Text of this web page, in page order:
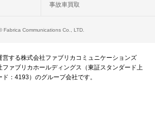
事故車買取
Fabrica Communications Co., LTD.
営する株式会社ファブリカコミュニケーションズ
ファブリカホールディングス（東証スタンダード上
：4193）のグループ会社です。